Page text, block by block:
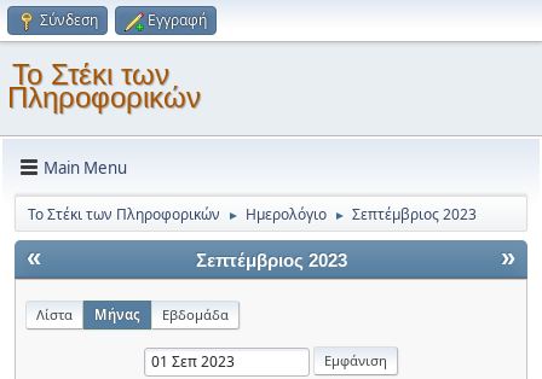
Σύνδεση Εγγραφή
Το Στέκι των
Πληροφορικών
Main Menu
Το Στέκι των Πληροφορικών ► Ημερολόγιο ► Σεπτέμβριος 2023
« »
Σεπτέμβριος 2023
Λίστα Μήνας Εβδομάδα